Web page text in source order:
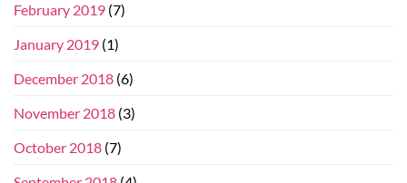
February 2019 (7)
January 2019 (1)
December 2018 (6)
November 2018 (3)
October 2018 (7)